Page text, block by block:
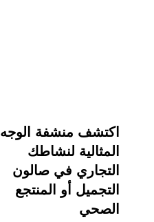
اكتشف منشفة الوجه
المثالية لنشاطك
التجاري في صالون
التجميل أو المنتجع
الصحي